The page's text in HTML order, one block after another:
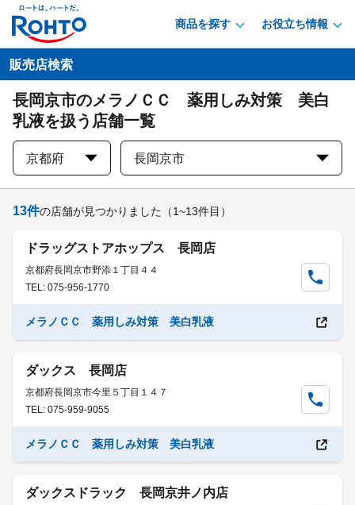
商品を探す お役立ち情報
販売店検索
長岡京市のメラノＣＣ 薬用しみ対策 美白
乳液を扱う店舗一覧
京都府 長岡京市
13件の店舗が見つかりました （1~13件目）
ドラッグストアホップス 長岡店
京都府長岡京市野添１丁目４４
TEL: 075-956-1770
メラノＣＣ 薬用しみ対策 美白乳液
ダックス 長岡店
京都府長岡京市今里５丁目１４７
TEL: 075-959-9055
メラノＣＣ 薬用しみ対策 美白乳液
ダックスドラック 長岡京井ノ内店